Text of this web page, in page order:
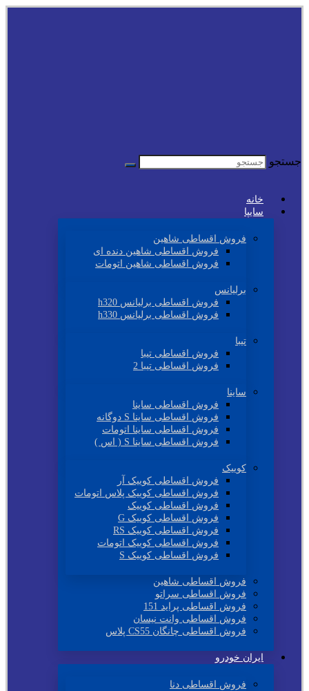
جستجو
خانه
سایپا
فروش اقساطی شاهین
فروش اقساطی شاهین دنده ای
فروش اقساطی شاهین اتومات
برلیانس
فروش اقساطی برلیانس h320
فروش اقساطی برلیانس h330
تیبا
فروش اقساطی تیبا
فروش اقساطی تیبا 2
ساینا
فروش اقساطی ساینا
فروش اقساطی ساینا S دوگانه
فروش اقساطی ساینا اتومات
فروش اقساطی ساینا S ( اس )
کوییک
فروش اقساطی کوییک آر
فروش اقساطی کوییک پلاس اتومات
فروش اقساطی کوییک
فروش اقساطی کوییک G
فروش اقساطی کوییک RS
فروش اقساطی کوییک اتومات
فروش اقساطی کوییک S
فروش اقساطی شاهین
فروش اقساطی سراتو
فروش اقساطی پراید 151
فروش اقساطی وانت نیسان
فروش اقساطی چانگان CS55 پلاس
ایران خودرو
فروش اقساطی دنا